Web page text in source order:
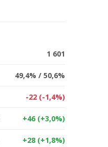
1 601
49,4% / 50,6%
-22 (-1,4%)
+46 (+3,0%)
+28 (+1,8%)